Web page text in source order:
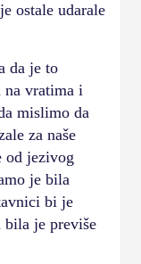
ostale udarale
da je to
na vratima i
mislimo da
za naše
od jezivog
je bila
bi je
je previše